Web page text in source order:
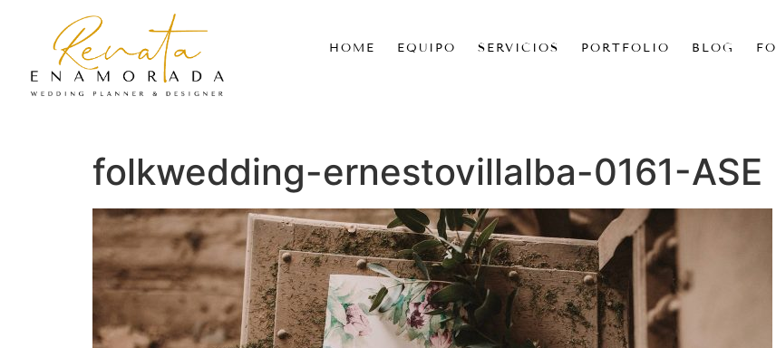
HOME EQUIPO SERVICIOS PORTFOLIO BLOG
folkwedding-ernestovillalba-0161-ASE